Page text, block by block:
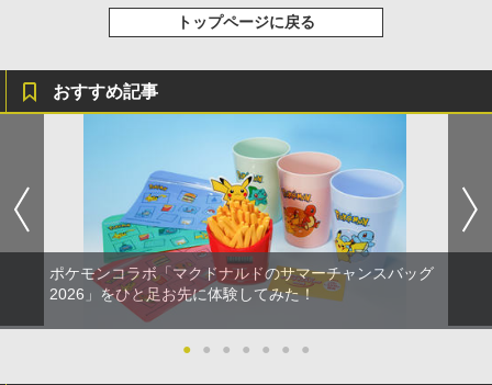
トップページに戻る
おすすめ記事
ポケモンコラボ「マクドナルドのサマーチャンスバッグ
2026」をひと足お先に体験してみた！
● ● ● ● ● ● ●